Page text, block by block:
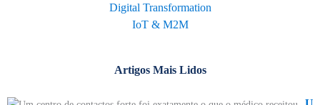
Digital Transformation
IoT & M2M
Artigos Mais Lidos